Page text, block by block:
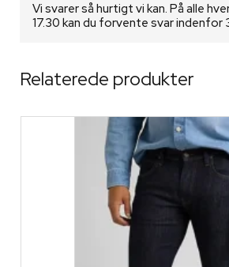
Vi svarer så hurtigt vi kan. På alle
17.30 kan du forvente svar indenfor
Relaterede produkter